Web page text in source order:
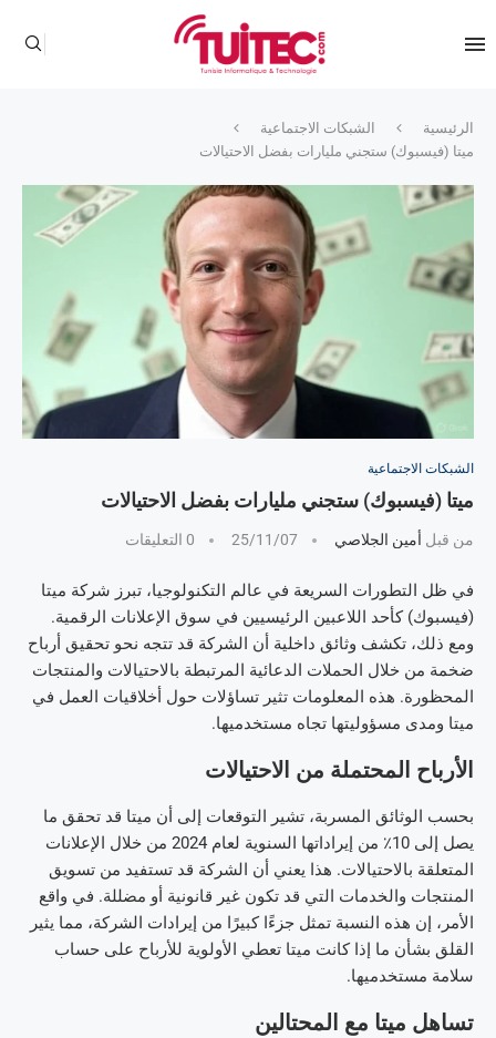
الرئيسية
الشبكات الاجتماعية
ميتا (فيسبوك) ستجني مليارات بفضل الاحتيالات
الشبكات الاجتماعية
ميتا (فيسبوك) ستجني مليارات بفضل الاحتيالات
من قبل أمين الجلاصي 25/11/07 0 التعليقات
في ظل التطورات السريعة في عالم التكنولوجيا، تبرز شركة ميتا
(فيسبوك) كأحد اللاعبين الرئيسيين في سوق الإعلانات الرقمية.
ومع ذلك، تكشف وثائق داخلية أن الشركة قد تتجه نحو تحقيق أرباح
ضخمة من خلال الحملات الدعائية المرتبطة بالاحتيالات والمنتجات
المحظورة. هذه المعلومات تثير تساؤلات حول أخلاقيات العمل في
ميتا ومدى مسؤوليتها تجاه مستخدميها.
الأرباح المحتملة من الاحتيالات
بحسب الوثائق المسربة، تشير التوقعات إلى أن ميتا قد تحقق ما
يصل إلى 10٪ من إيراداتها السنوية لعام 2024 من خلال الإعلانات
المتعلقة بالاحتيالات. هذا يعني أن الشركة قد تستفيد من تسويق
المنتجات والخدمات التي قد تكون غير قانونية أو مضللة. في واقع
الأمر، إن هذه النسبة تمثل جزءًا كبيرًا من إيرادات الشركة، مما يثير
القلق بشأن ما إذا كانت ميتا تعطي الأولوية للأرباح على حساب
سلامة مستخدميها.
تساهل ميتا مع المحتالين